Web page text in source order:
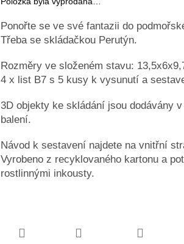
Ponořte se ve své fantazii do
Třeba se skládačkou Perutýn.
Rozměry ve složeném stavu:
4 x list B7 s 5 kusy k vysunutí a
3D objekty ke skládání jsou dodávány v
balení.
Návod k sestavení najdete na vnitřní
Vyrobeno z recyklovaného kartonu a
rostlinnými inkousty.